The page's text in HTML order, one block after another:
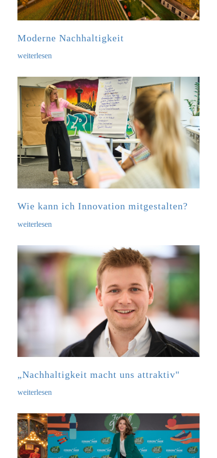
Moderne Nachhaltigkeit
weiterlesen
Wie kann ich Innovation mitgestalten?
weiterlesen
„Nachhaltigkeit macht uns attraktiv"
weiterlesen